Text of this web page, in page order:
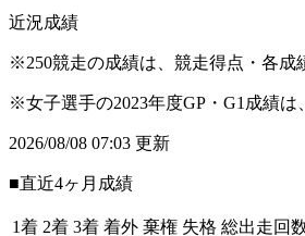
近況成績
※250競走の成績は、競走得点・各成
※女子選手の2023年度GP・G1成績は
2026/08/08 07:03 更新
■直近4ヶ月成績
1着 2着 3着 着外 棄権 失格 総出走回